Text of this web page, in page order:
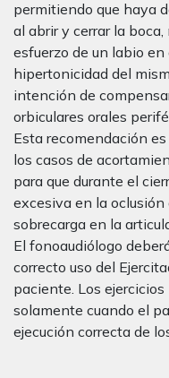
permitiendo que haya
al abrir y cerrar la
esfuerzo de un labio
hipertonicidad del
intención de
orbiculares orales
Esta recomendación
los casos de
para que durante el
excesiva en la
sobrecarga en la
El fonoaudiólogo
correcto uso del
paciente. Los
solamente cuando el
ejecución correcta de